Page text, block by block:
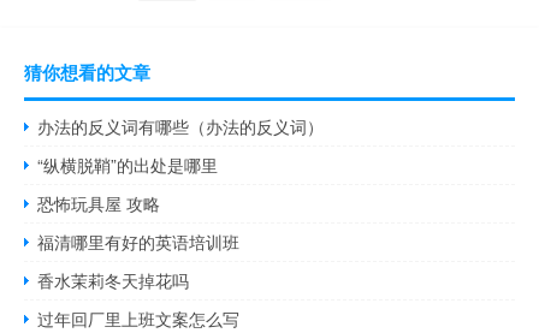
猜你想看的文章
办法的反义词有哪些（办法的反义词）
“纵横脱鞘”的出处是哪里
恐怖玩具屋 攻略
福清哪里有好的英语培训班
香水茉莉冬天掉花吗
过年回厂里上班文案怎么写